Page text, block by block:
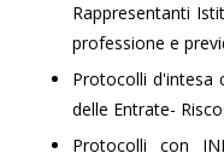
Rappresentanti
professione e
Protocolli d'intesa
delle Entrate-
Protocolli con